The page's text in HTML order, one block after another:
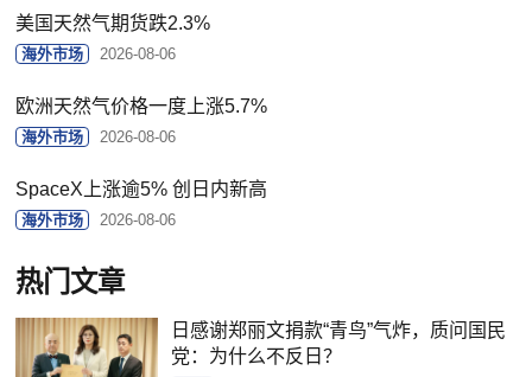
美国天然气期货跌2.3%
海外市场 2026-08-06
欧洲天然气价格一度上涨5.7%
海外市场 2026-08-06
SpaceX上涨逾5% 创日内新高
海外市场 2026-08-06
热门文章
日感谢郑丽文捐款“青鸟”气炸，质问国民
党：为什么不反日？